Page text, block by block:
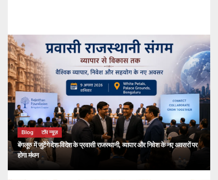
Blog टॉप न्यूज़
बेंगलूरु में जुटेंगे देश-विदेश के प्रवासी राजस्थानी, व्यापार और निवेश के नए अवसरों पर
होगा मंथन